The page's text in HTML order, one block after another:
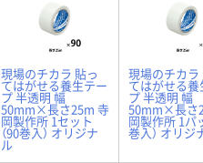
現場のチカラ 貼っ
てはがせる養生テー
プ 半透明 幅
50mm×長さ25m 寺
岡製作所 1セット
（90巻入） オリジナ
ル
現場のチカラ
てはがせる
プ 半透明 幅
50mm×長さ
岡製作所 1パ
巻入） オリジ